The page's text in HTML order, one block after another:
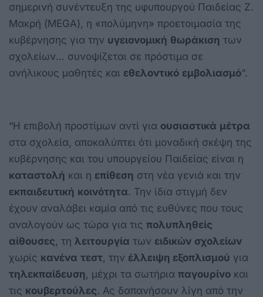
σημερινή συνέντευξη της υφυπουργού Παιδείας Ζ.
Μακρή (MEGA), η «πολύμηνη» προετοιμασία της
κυβέρνησης για την υγειονομική θωράκιση των
σχολείων… συνοψίζεται σε πρόστιμα σε
ανήλικους μαθητές και εθελοντικό εμβολιασμό“.
“Η επιβολή προστίμων αντί για ουσιαστικά μέτρα
στα σχολεία, αποκαλύπτει ότι μοναδική σκέψη της
κυβέρνησης και του υπουργείου Παιδείας είναι η
καταστολή και η επίθεση στη νέα γενιά και την
εκπαιδευτική κοινότητα. Την ίδια στιγμή δεν
έχουν αναλάβει καμία από τις ευθύνες που τους
αναλογούν ως τώρα για τις πολυπληθείς
αίθουσες , τη λειτουργία των ειδικών σχολείων
χωρίς κανένα τεστ , την έλλειψη εξοπλισμού για
τηλεκπαίδευση , μέχρι τα σωτήρια παγουρίνο και
τις κουβερτούλες. Ας δαπανήσουν λίγη από την